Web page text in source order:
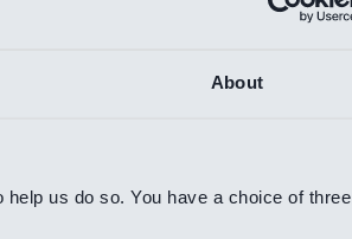
About
us do so. You have a choice of three